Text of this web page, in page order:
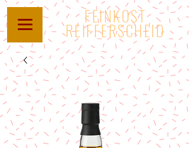
FEINKOST
REIFFERSCHEID